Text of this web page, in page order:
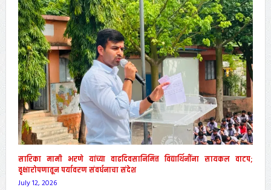
सारिका मामी भरणे यांच्या वाढदिवसानिमित्त विद्यार्थिनींना सायकल वाटप;
वृक्षारोपणातून पर्यावरण संवर्धनाचा संदेश
July 12, 2026